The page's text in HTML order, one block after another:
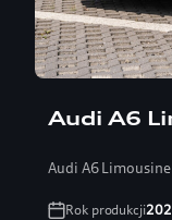
Audi A6
Audi A6
Rok produkcji